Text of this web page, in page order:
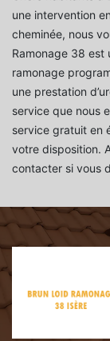
une intervention
cheminée, nous
Ramonage 38 est
ramonage
une prestation
service que nous
service gratuit en
votre disposition.
contacter si vous